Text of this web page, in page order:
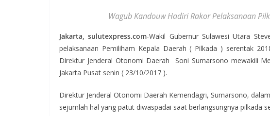
Wagub Kandouw Hadiri Rakor Pelaksanaan
Jakarta, sulutexpress.com-Wakil Gubernur Sulawesi Utara
pelaksanaan Pemiliham Kepala Daerah ( Pilkada ) serentak
Direktur Jenderal Otonomi Daerah Soni Sumarsono mewakili
Jakarta Pusat senin ( 23/10/2017 ).
Direktur Jenderal Otonomi Daerah Kemendagri, Sumarsono,
sejumlah hal yang patut diwaspadai saat berlangsungnya pilkada